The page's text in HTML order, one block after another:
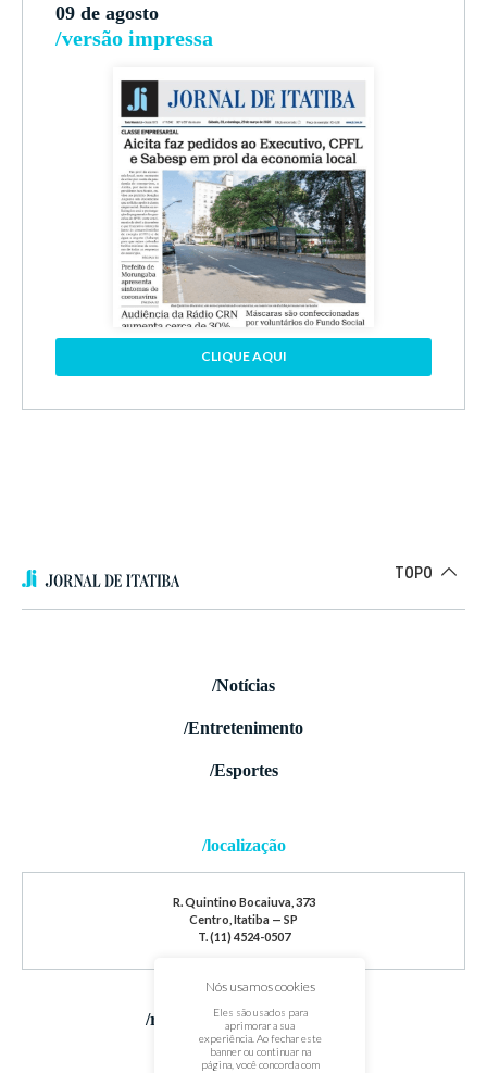
09 de agosto
/versão impressa
CLIQUE AQUI
TOPO
/Notícias
/Entretenimento
/Esportes
/localização
R. Quintino Bocaiuva, 373
Centro, Itatiba — SP
T. (11) 4524-0507
/redes sociais
Nós usamos cookies
Eles são usados para
aprimorar a sua
experiência. Ao fechar este
banner ou continuar na
página, você concorda com